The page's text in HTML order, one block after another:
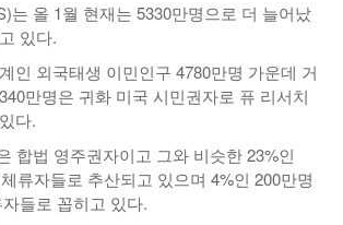
는 올 1월 현재는 5330만명으로 더 늘어났
있다.
인 외국태생 이민인구 4780만명 가운데 거
만명은 귀화 미국 시민권자로 퓨 리서치
다.
합법 영주권자이고 그와 비슷한 23%인
류자들로 추산되고 있으며 4%인 200만명
들로 꼽히고 있다.